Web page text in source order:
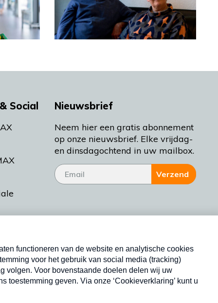
Social
Bakt
Nieuwsbrief
Neem hier een gratis abonnement
op onze nieuwsbrief. Elke vrijdag-
en dinsdagochtend in uw mailbox.
Verzend
Nieuwsbrief
Neem hier een gratis abonnement op onze